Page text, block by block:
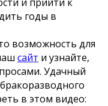
годы в
возможность для
сайт и узнайте,
Удачный
в этом видео: